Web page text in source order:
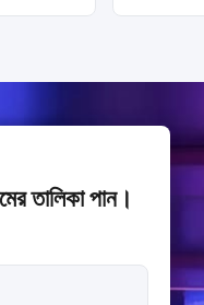
তালিকা পান।